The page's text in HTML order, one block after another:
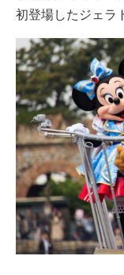
初登場したジェラ